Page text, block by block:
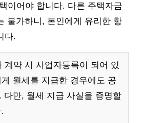
이어야 합니다. 다른 주택자금
불가하니, 본인에게 유리한 항
다.
계약 시 사업자등록이 되어 있
월세를 지급한 경우에도 공
다만, 월세 지급 사실을 증명할